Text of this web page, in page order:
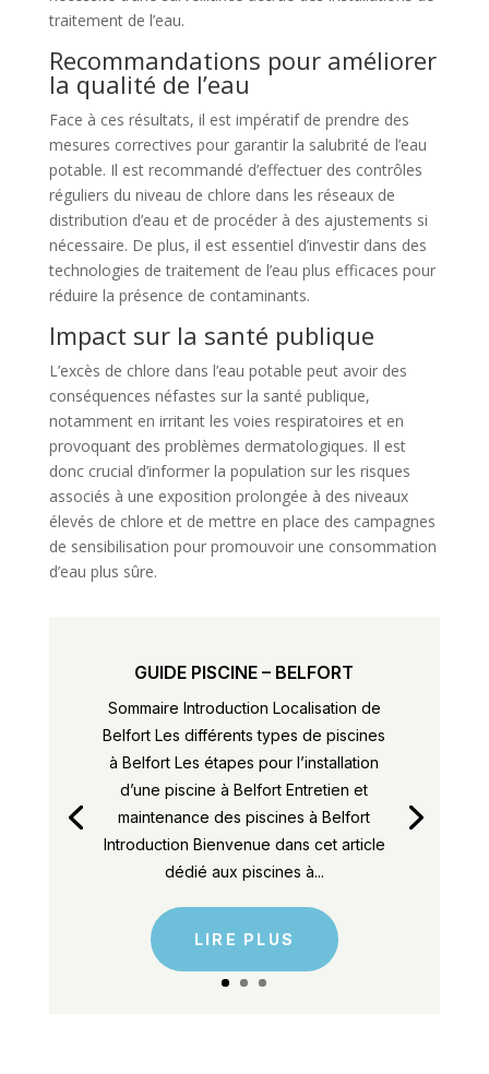
traitement de l’eau.
Recommandations pour améliorer
la qualité de l’eau
Face à ces résultats, il est impératif de prendre des
mesures correctives pour garantir la salubrité de l’eau
potable. Il est recommandé d’effectuer des contrôles
réguliers du niveau de chlore dans les réseaux de
distribution d’eau et de procéder à des ajustements si
nécessaire. De plus, il est essentiel d’investir dans des
technologies de traitement de l’eau plus efficaces pour
réduire la présence de contaminants.
Impact sur la santé publique
L’excès de chlore dans l’eau potable peut avoir des
conséquences néfastes sur la santé publique,
notamment en irritant les voies respiratoires et en
provoquant des problèmes dermatologiques. Il est
donc crucial d’informer la population sur les risques
associés à une exposition prolongée à des niveaux
élevés de chlore et de mettre en place des campagnes
de sensibilisation pour promouvoir une consommation
d’eau plus sûre.
GUIDE PISCINE – BELFORT
Sommaire Introduction Localisation de
Belfort Les différents types de piscines
à Belfort Les étapes pour l’installation
d’une piscine à Belfort Entretien et
maintenance des piscines à Belfort
Introduction Bienvenue dans cet article
dédié aux piscines à...
LIRE PLUS